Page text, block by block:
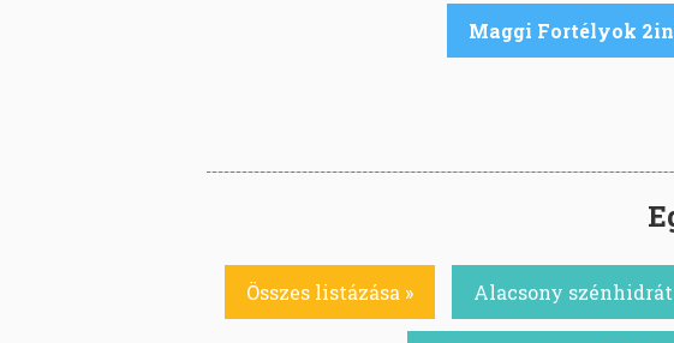
Maggi Fortélyok
Összes listázása » Alacsony